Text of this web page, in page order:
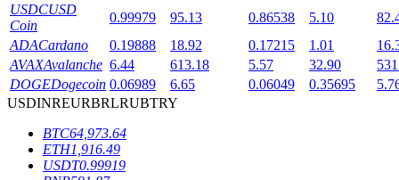
鎖倉BTR
輕鬆獲得多重福利
USDCUSD
Coin
0.99979 95.13 0.86538 5.10
ADACardano 0.19888 18.92 0.17215 1.01
AVAXAvalanche 6.44 613.18 5.57 32.90
DOGEDogecoin 0.06989 6.65 0.06049 0.35695
USDINREURBRLRUBTRY
BTC64,973.64
ETH1,916.49
USDT0.99919